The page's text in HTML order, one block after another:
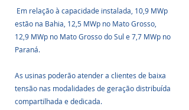
estão na Bahia, 12,5 MWp no Mato Grosso,
12,9 MWp no Mato Grosso do Sul e 7,7 MWp no
Paraná.
As usinas poderão atender a clientes de baixa
tensão nas modalidades de geração distribuída
compartilhada e dedicada.